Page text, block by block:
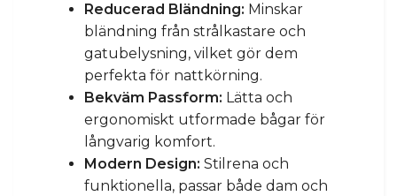
Reducerad Bländning: Minskar
bländning från strålkastare och
gatubelysning, vilket gör dem
perfekta för nattkörning.
Bekväm Passform: Lätta och
ergonomiskt utformade bågar för
långvarig komfort.
Modern Design: Stilrena och
funktionella, passar både dam och